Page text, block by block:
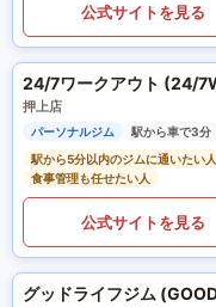
公式サイトを見る
24/7ワークアウト (24/
押上店
パーソナルジム
駅から車で3分
駅から5分以内のジムに通いたい人
食事管理も任せたい人
公式サイトを見る
グッドライフジム